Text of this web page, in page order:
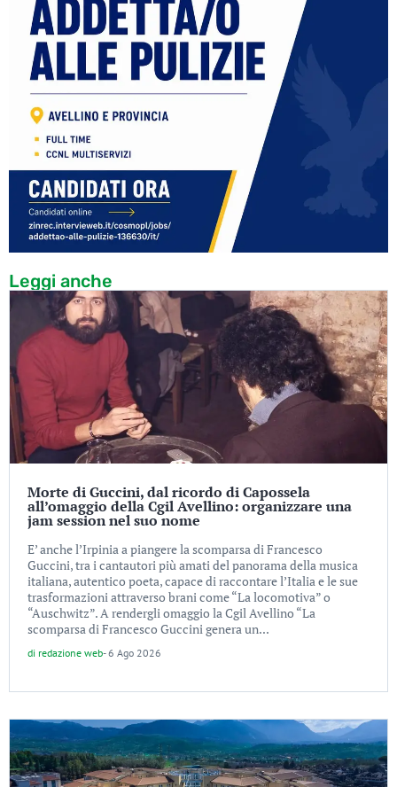
Leggi anche
Morte di Guccini, dal ricordo di Capossela
all’omaggio della Cgil Avellino: organizzare una
jam session nel suo nome
E’ anche l’Irpinia a piangere la scomparsa di Francesco
Guccini, tra i cantautori più amati del panorama della musica
italiana, autentico poeta, capace di raccontare l’Italia e le sue
trasformazioni attraverso brani come “La locomotiva” o
“Auschwitz”. A rendergli omaggio la Cgil Avellino “La
scomparsa di Francesco Guccini genera un...
di redazione web-6 Ago 2026